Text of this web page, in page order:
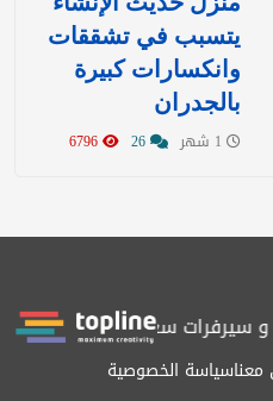
يتسبب في تشققات
وانكسارات كبيرة
بالجدران
سعوديةالمرصد حاصلة على
معناسياسة الخصوصية